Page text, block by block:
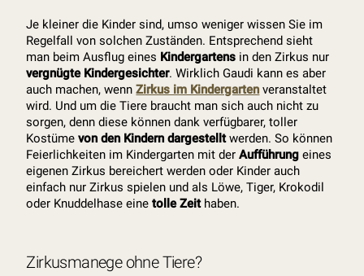
Je kleiner die Kinder sind, umso weniger wissen Sie im
Regelfall von solchen Zuständen. Entsprechend sieht
man beim Ausflug eines Kindergartens in den Zirkus nur
vergnügte Kindergesichter. Wirklich Gaudi kann es aber
auch machen, wennZirkus im Kindergarten veranstaltet
wird. Und um die Tiere braucht man sich auch nicht zu
sorgen, denn diese können dank verfügbarer, toller
Kostümevon den Kindern dargestelltwerden. So können
Feierlichkeiten im Kindergarten mit derAufführung eines
eigenen Zirkus bereichert werden oder Kinder auch
einfach nur Zirkus spielen und als Löwe, Tiger, Krokodil
oder Knuddelhase einetolle Zeithaben.
Zirkusmanege ohne Tiere?